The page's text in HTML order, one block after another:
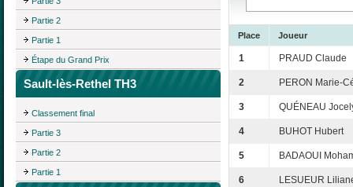
Partie 2
Partie 1
Étape du Grand Prix
Sault-lès-Rethel TH3
Classement final
Partie 3
Partie 2
Partie 1
Place Joueur
1 PRAUD Claude
2 PERON Marie-
3 QUÉNEAU
4 BUHOT Hubert
5 BADAOUI
6 LESUEUR